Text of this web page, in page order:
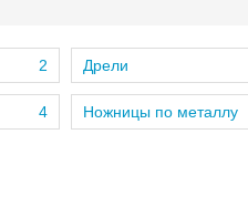
2
4
Дрели
Ножницы по металлу